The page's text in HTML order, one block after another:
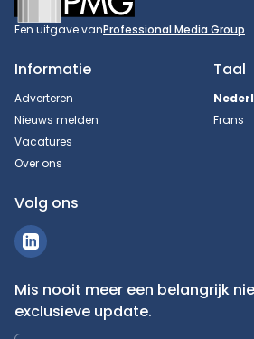
Een uitgave vanProfessional Media Group
Informatie
Adverteren
Nieuws melden
Vacatures
Over ons
Taal
Frans
Volg ons
Mis nooit meer een belangrijk
exclusieve update.